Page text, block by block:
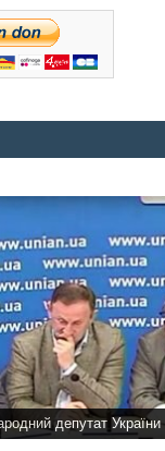
депутат України